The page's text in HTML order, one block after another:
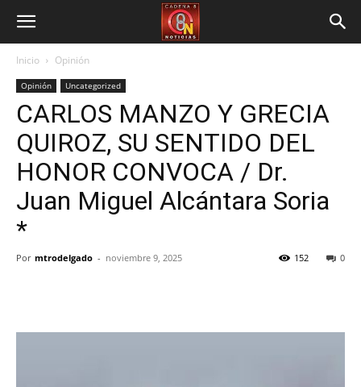
Inicio Opinión
Opinión Uncategorized
CARLOS MANZO Y GRECIA
QUIROZ, SU SENTIDO DEL
HONOR CONVOCA / Dr.
Juan Miguel Alcántara Soria
*
Por mtrodelgado - noviembre 9, 2025 0
152